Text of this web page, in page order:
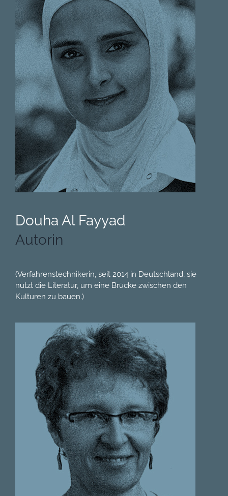
Douha Al Fayyad
Autorin
(Verfahrenstechnikerin, seit 2014 in Deutschland, sie
nutzt die Literatur, um eine Brücke zwischen den
Kulturen zu bauen.)